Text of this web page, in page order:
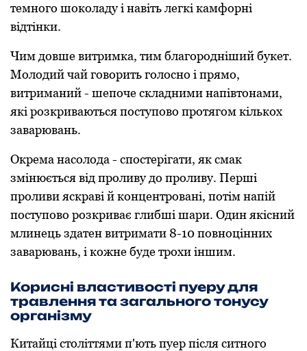
темного шоколаду і навіть легкі камфорні
відтінки.
Чим довше витримка, тим благородніший букет.
Молодий чай говорить голосно і прямо,
витриманий - шепоче складними напівтонами,
які розкриваються поступово протягом кількох
заварювань.
Окрема насолода - спостерігати, як смак
змінюється від проливу до проливу. Перші
проливи яскраві й концентровані, потім напій
поступово розкриває глибші шари. Один якісний
млинець здатен витримати 8-10 повноцінних
заварювань, і кожне буде трохи іншим.
Корисні властивості пуеру для
травлення та загального тонусу
організму
Китайці століттями п'ють пуер після ситного